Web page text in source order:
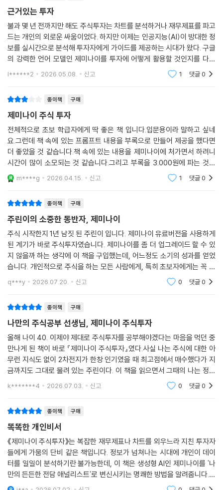
근거있는 투자
불과 몇 년 전까지만 해도 주식투자는 차트를 분석하거나 재무제표를 파고
드는 개인의 외로운 싸움이었다. 하지만 이제는 인공지능(AI)이 방대한 정
보를 실시간으로 분석해 투자자에게 가이드를 제공하는 시대가 왔다. 구글
의 강력한 언어 모델인 제미나이를 투자에 어떻게 활용할 것인지를 다룬
이 책은, 변화하는 투자 생태계에서 개미 투자자가 살아남을 수 있는 가장
l******2 2026.05.08. 신고 1 댓글0
종이책 구매
제미나이 주식 투자
전체적으로 초보 학급자에게 딱 좋은 책 입니다.입문용이라 말하고 싶네
요.그런데 책 속에 있는 프롬프트 내용을 부록으로 만들어 제공을 했다면
더 좋았을 것 같습니다.책 속에 있는 내용을 제미나이에 처가면서 하려니
시간이 많이 소모되는 것 같습니다.그리고 부록을 3.000원에 파는 것도
너무하다는 생각이 들었습니다.이건 그냥 프린트해서 사용하면 될 내용을
핵심 내용 정리인줄
m****g 2026.04.15. 신고 1 댓글0
종이책 구매
주린이의 소중한 동반자, 제미나이
주식 시작한지 1년 남짓 된 주린이 입니다. 제미나이 유료버전을 사용하게
된 계기가 바로 주식투자였습니다. 제미나이를 좀 더 업그레이드 할 수 있
지 않을까 하는 생각에 이 책을 구입했는데, 어느정도 소기의 성과를 얻었
습니다. 개인적으로 주식을 하는 모든 사람에게, 특히 초보자에게는 꼭 제
미나이가 아니여도 AI를 사용하라고 권장하고 싶습니다. AI가 정답을 가르
쳐 줄 수는 없
q***y 2026.07.20. 신고 0 댓글0
종이책 구매
나만의 주식공부 선생님, 제미나이 주식투자
올해 나이 40. 이제야 제대로 주식투자를 공부해야겠다는 마음을 먹던 중
만나게 된 책이 바로 『제미나이 주식투자』였다.사실 나는 주식에 대한 아
무런 지식도 없이 2차전지가 한창 인기였을 때 최고점에서 매수했다가 지
금까지도 그대로 물려 있는 주린이다. 이 책을 읽으면서 그때의 나는 정말
‘무식하면 용감하다’는 말이 딱 어울렸다는 생각이 들었다. 아무런 기준도
k*******4 2026.07.03. 신고 0 댓글0
종이책 구매
똑똑한 개인비서
《제미나이 주식투자》는 복잡한 재무제표나 차트를 외우느라 지친 투자자
들에게 가뭄의 단비 같은 책입니다. 정보가 넘쳐나는 시대에 개인이 데이
터를 일일이 분석하기란 불가능한데, 이 책은 생성형 AI인 제미나이를 '나
만의 든든한 전담 애널리스트'로 변신시키는 명쾌한 방법을 알려줍니다.단
순히 종목을 추천받는 게 아니라 뉴스 요약, 유튜브 핵심 분석, 공시 해독까